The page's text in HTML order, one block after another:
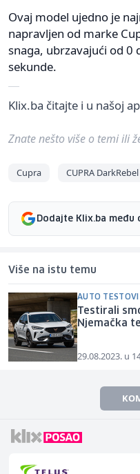
Ovaj model ujedno je
napravljen od marke
snaga, ubrzavajući od 0
sekunde.
Klix.ba čitajte i u našoj
Znate nešto više o temi ili
Cupra CUPRA DarkRebel
Dodajte Klix.ba među
Više na istu temu
AUTO TESTOVI
Testirali
Njemačka
29.08.2023. u